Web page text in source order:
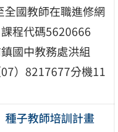
國教師在職進修網
程代碼5620666
國中教務處洪組
）8217677分機11
種子教師培訓計畫